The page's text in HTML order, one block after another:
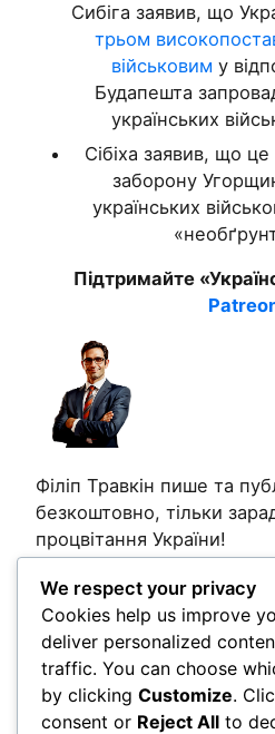
Сибіга заявив, що
трьом
військовим у
Будапешта
українських
Сібіха заявив, що це
заборону
українських
Підтримайте
Філіп Травкін пише та
безкоштовно, тільки
процвітання України!
Post Views: 3
Post Views: 166
Comments
We respect your privacy
Cookies help us improve
deliver personalized
traffic. You can choose
by clicking Customize.
consent or Reject All to